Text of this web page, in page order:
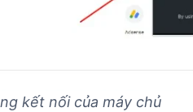
kết nối của máy chủ